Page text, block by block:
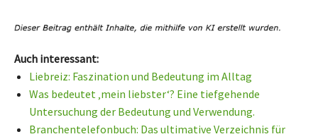
Auch interessant:
Liebreiz: Faszination und Bedeutung im Alltag
Was bedeutet ‚mein liebster‘? Eine tiefgehende
Untersuchung der Bedeutung und Verwendung.
Branchentelefonbuch: Das ultimative Verzeichnis für